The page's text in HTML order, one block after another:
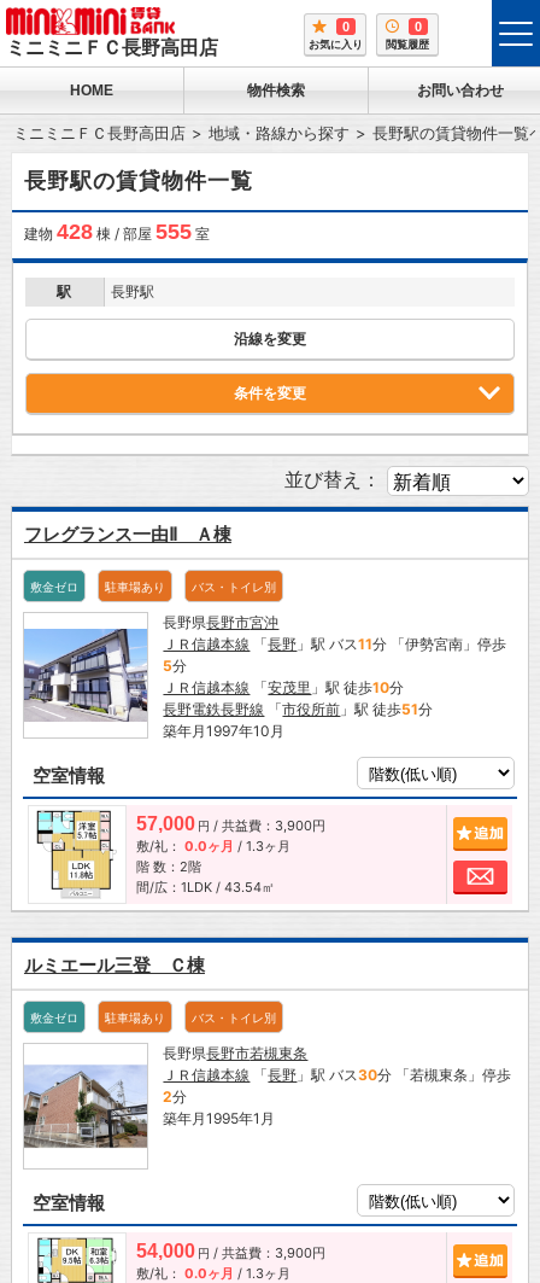
ミニミニＦＣ長野高田店
0
お気に入り
0
閲覧履歴
HOME 物件検索 お問い合わせ
ミニミニＦＣ長野高田店 地域・路線から探す 長野駅の賃貸物件一覧
長野駅の賃貸物件一覧
建物 428棟 / 部屋 555室
駅 長野駅
沿線を変更
条件を変更
並び替え：
フレグランス一由Ⅱ Ａ棟
敷金ゼロ 駐車場あり バス・トイレ別
長野県長野市宮沖
ＪＲ信越本線 「長野 」駅 バス11分 「伊勢宮南」停歩
5分
ＪＲ信越本線 「安茂里 」駅 徒歩10分
長野電鉄長野線 「市役所前 」駅 徒歩51分
築年月1997年10月
空室情報
57,000 円 / 共益費：3,900円
敷/礼： 0.0ヶ月 / 1.3ヶ月
階 数：2階
間/広：1LDK / 43.54㎡
お
ルミエール三登 Ｃ棟
敷金ゼロ 駐車場あり バス・トイレ別
長野県長野市若槻東条
ＪＲ信越本線 「長野 」駅 バス30分 「若槻東条」停歩
2分
築年月1995年1月
空室情報
54,000 円 / 共益費：3,900円
敷/礼： 0.0ヶ月 / 1.3ヶ月